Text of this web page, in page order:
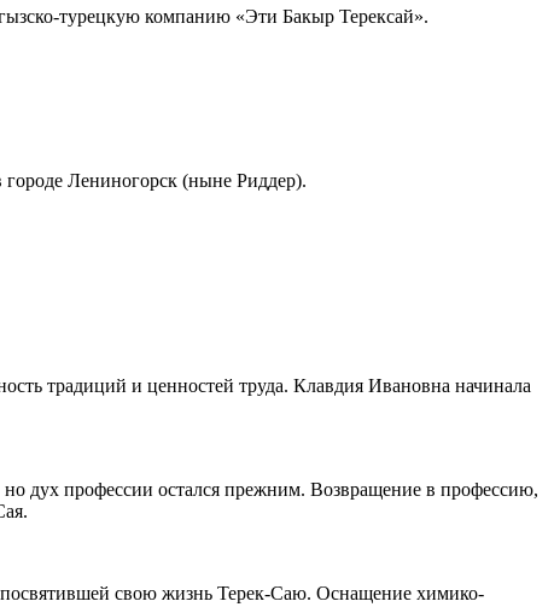
турецкую компанию «Эти Бакыр Терексай».
городе Лениногорск (ныне Риддер).
традиций и ценностей труда. Клавдия Ивановна начинала
дух профессии остался прежним. Возвращение в профессию,
свою жизнь Терек-Саю. Оснащение химико-